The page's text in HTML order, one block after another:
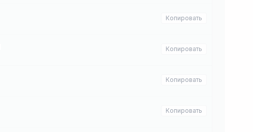
Копировать
Копировать
Копировать
Копировать